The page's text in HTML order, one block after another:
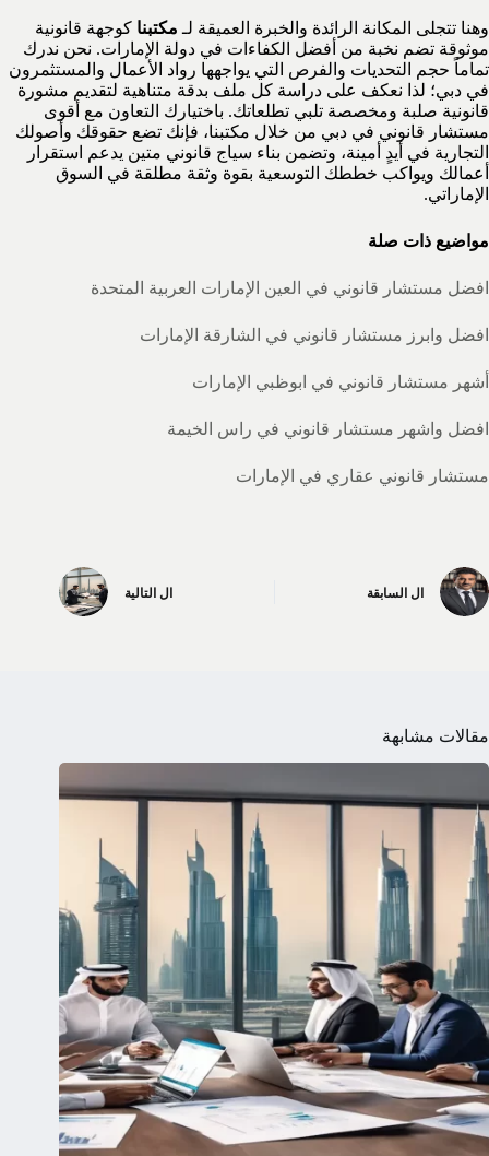
وهنا تتجلى المكانة الرائدة والخبرة العميقة لـ مكتبنا كوجهة قانونية
موثوقة تضم نخبة من أفضل الكفاءات في دولة الإمارات. نحن ندرك
تماماً حجم التحديات والفرص التي يواجهها رواد الأعمال والمستثمرون
في دبي؛ لذا نعكف على دراسة كل ملف بدقة متناهية لتقديم مشورة
قانونية صلبة ومخصصة تلبي تطلعاتك. باختيارك التعاون مع أقوى
مستشار قانوني في دبي من خلال مكتبنا، فإنك تضع حقوقك وأصولك
التجارية في أيدٍ أمينة، وتضمن بناء سياج قانوني متين يدعم استقرار
أعمالك ويواكب خططك التوسعية بقوة وثقة مطلقة في السوق
الإماراتي.
مواضيع ذات صلة
افضل مستشار قانوني في العين الإمارات العربية المتحدة
افضل وابرز مستشار قانوني في الشارقة الإمارات
أشهر مستشار قانوني في ابوظبي الإمارات
افضل واشهر مستشار قانوني في راس الخيمة
مستشار قانوني عقاري في الإمارات
ال السابقة ال التالية
مقالات مشابهة